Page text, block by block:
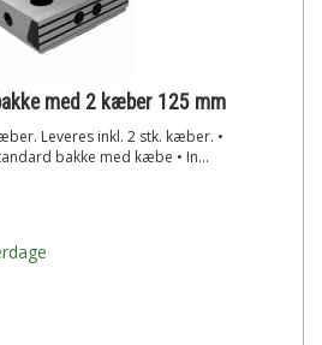
med 2 kæber 125 mm
Leveres inkl. 2 stk. kæber. •
bakke med kæbe • In...